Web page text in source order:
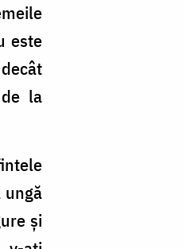
este
la
ungă
şi